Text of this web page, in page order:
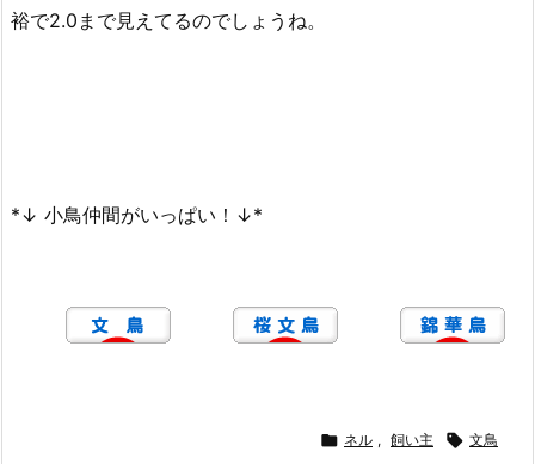
裕で2.0まで見えてるのでしょうね。
*↓ 小鳥仲間がいっぱい！↓*
 ネル , 飼い主  文鳥